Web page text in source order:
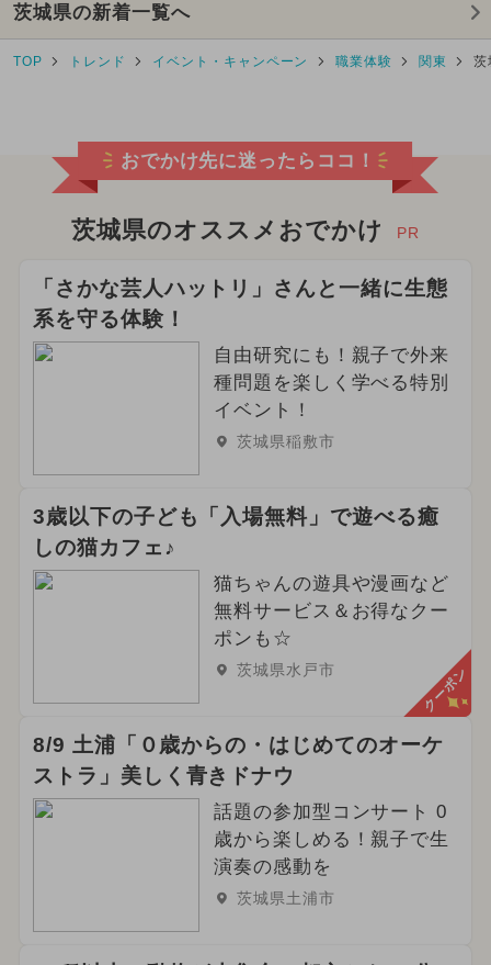
2025年10月のイベント
2025年2月のイベント
2026年2月のイベント
2024年5月のイベント
2025年5月のイベント
2026年6月のイベント
2024年4月のイベント
2025年8月のイベント
2025年9月のイベント
2024年8月のイベント
2024年9月のイベント
2024年12月のイベント
都民の日・県民の日・市民の日
2025年1月のイベント
イルミネーション ハロウィン
2024年3月のイベント
2025年7月のイベント
茨城県の新着一覧へ
TOP トレンド イベント・キャンペーン 職業体験 関東 茨
おでかけ先に迷ったらココ！
茨城県のオススメおでかけ PR
「さかな芸人ハットリ」さんと一緒に生態
系を守る体験！
自由研究にも！親子で外来
種問題を楽しく学べる特別
イベント！
茨城県稲敷市
3歳以下の子ども「入場無料」で遊べる癒
しの猫カフェ♪
猫ちゃんの遊具や漫画など
無料サービス＆お得なクー
ポンも☆
茨城県水戸市 クーポン
8/9 土浦「０歳からの・はじめてのオーケ
ストラ」美しく青きドナウ
話題の参加型コンサート 0
歳から楽しめる！親子で生
演奏の感動を
茨城県土浦市